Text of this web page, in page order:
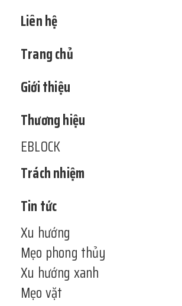
Liên hệ
Trang chủ
Giới thiệu
Thương hiệu
EBLOCK
Trách nhiệm
Tin tức
Xu hướng
Mẹo phong thủy
Xu hướng xanh
Mẹo vặt